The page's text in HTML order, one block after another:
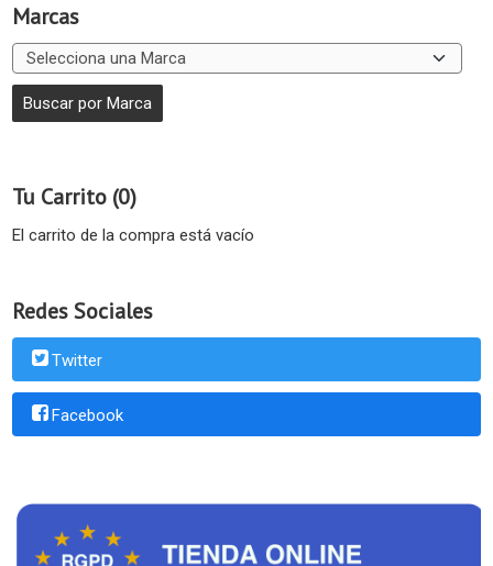
Marcas
Tu Carrito (0)
El carrito de la compra está vacío
Redes Sociales
Twitter
Facebook